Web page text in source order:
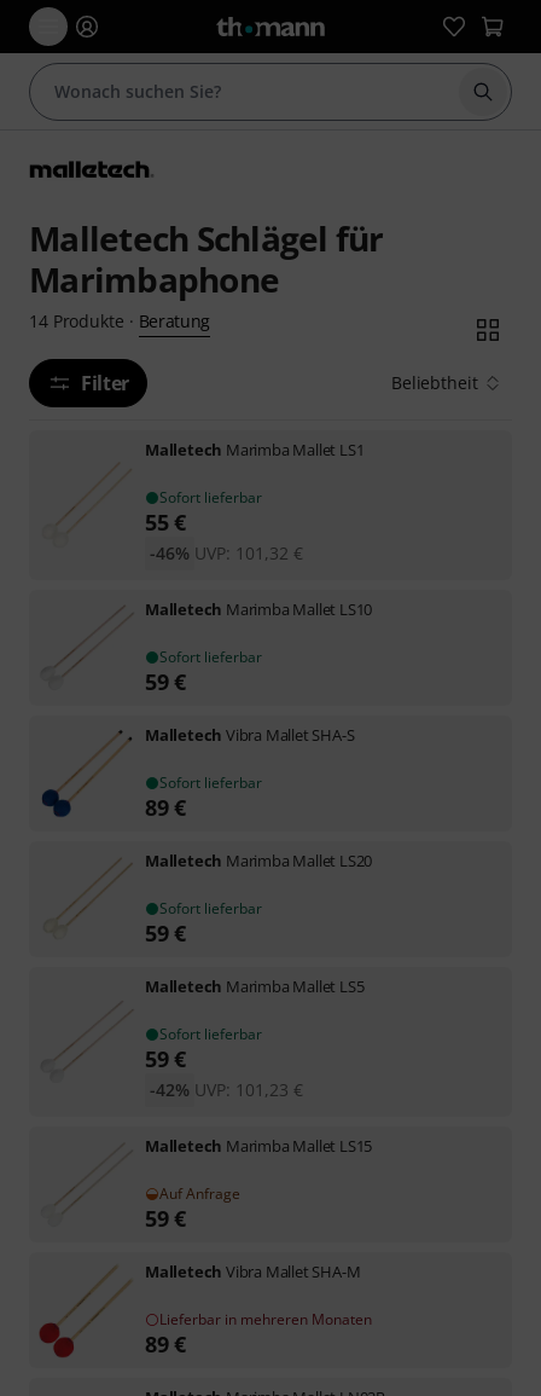
Suche
Malletech Schlägel für
Marimbaphone
14 Produkte · Beratung
Filter Beliebtheit
Malletech Marimba Mallet LS1
Sofort lieferbar
55€
UVP: 101,32 €
-46%
Malletech Marimba Mallet LS10
Sofort lieferbar
59€
Malletech Vibra Mallet SHA-S
Sofort lieferbar
89€
Malletech Marimba Mallet LS20
Sofort lieferbar
59€
Malletech Marimba Mallet LS5
Sofort lieferbar
59€
UVP: 101,23 €
-42%
Malletech Marimba Mallet LS15
Auf Anfrage
59€
Malletech Vibra Mallet SHA-M
Lieferbar in mehreren Monaten
89€